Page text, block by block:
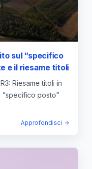
sul “specifico
e il riesame titoli
Riesame titoli in
“specifico posto”
Approfondisci